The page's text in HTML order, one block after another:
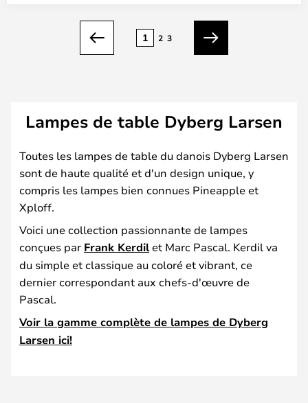
Précédent
1 2 3
Suivant
Lampes de table Dyberg Larsen
Toutes les lampes de table du danois Dyberg Larsen
sont de haute qualité et d'un design unique, y
compris les lampes bien connues Pineapple et
Xploff.
Voici une collection passionnante de lampes
conçues par Frank Kerdilet Marc Pascal. Kerdil va
du simple et classique au coloré et vibrant, ce
dernier correspondant aux chefs-d'œuvre de
Pascal.
Voir la gamme complète de lampes de Dyberg
Larsen ici!